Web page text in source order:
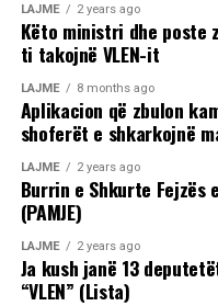
LAJME 2 years ago
Këto ministri dhe poste
ti takojnë VLEN-it
LAJME 8 months ago
Aplikacion që zbulon
shoferët e shkarkojnë
LAJME 2 years ago
Burrin e Shkurte Fejzës
(PAMJE)
LAJME 2 years ago
Ja kush janë 13
“VLEN” (Lista)